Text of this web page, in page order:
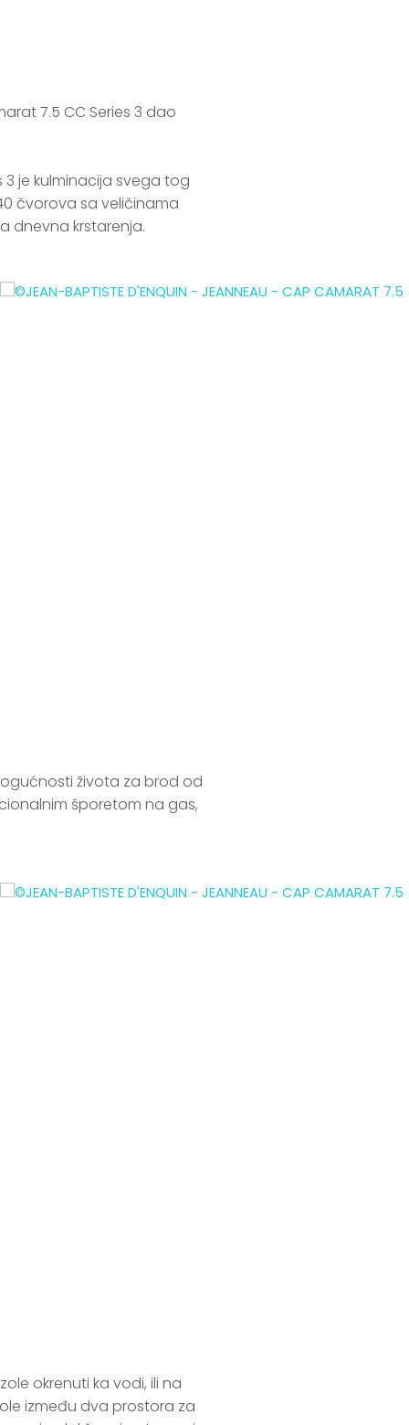
7.5 CC Series 3 dao
čvorova sa veličinama
dnevna krstarenja.
života za brod od
šporetom na gas,
okrenuti ka vodi, ili na
između dva prostora za